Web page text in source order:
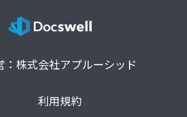
：株式会社アプルーシッド
利用規約